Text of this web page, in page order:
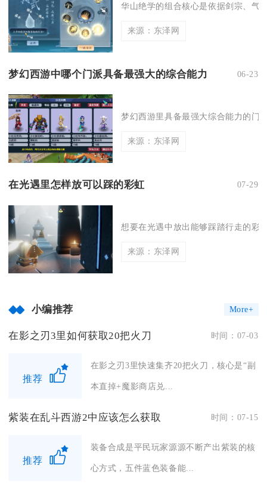
华山绝学的组合核心是依据剑宗、气
来源：东泽网
梦幻西游中哪个门派具备最强大的综合能力 06-23
梦幻西游里具备最强大综合能力的门
来源：东泽网
在光遇里怎样放可以踩的彩虹 07-29
想要在光遇中放出能够踩踏行走的彩
来源：东泽网
小编推荐 More+
在影之刃3里如何获取20把火刀 时间：07-03
推荐
在影之刃3里快速集齐20把火刀，核心是“副
本直掉+魔影商店兑...
紫装在乱斗西游2中应该怎么获取 时间：07-15
推荐
装备合成是平民玩家源源不断产出紫装的核
心方式，五件蓝色装备能...